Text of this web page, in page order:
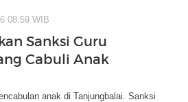
08:59 WIB
Sanksi Guru
Cabuli Anak
anak di Tanjungbalai. Sanksi